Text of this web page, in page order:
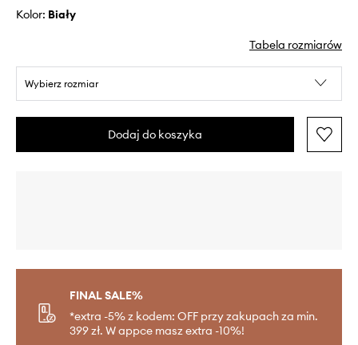
Kolor: biały
Tabela rozmiarów
Wybierz rozmiar
Dodaj do koszyka
FINAL SALE%
*extra -5% z kodem: OFF przy zakupach za min.
399 zł. W appce masz extra -10%!